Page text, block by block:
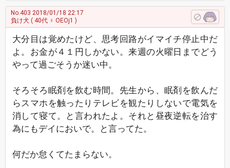
No.403 2018/01/18 22:17
負け犬 ( 40代 ♀ OEOj1 )
大分目は覚めたけど、思考回路がイマイチ停止中だ
よ。お金が４１円しかない。来週の火曜日までどう
やって過ごそうか迷い中。
そろそろ眠剤を飲む時間。先生から、眠剤を飲んだ
らスマホを触ったりテレビを観たりしないで電気を
消して寝て。と言われたよ。それと昼夜逆転を治す
為にもデイにおいで。と言ってた。
何だか怠くてたまらない。